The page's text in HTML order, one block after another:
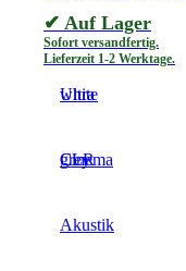
✔ Auf Lager
Sofort versandfertig.
Lieferzeit 1-2 Werktage.
Ultra white
Cinema grey CLR
Akustik